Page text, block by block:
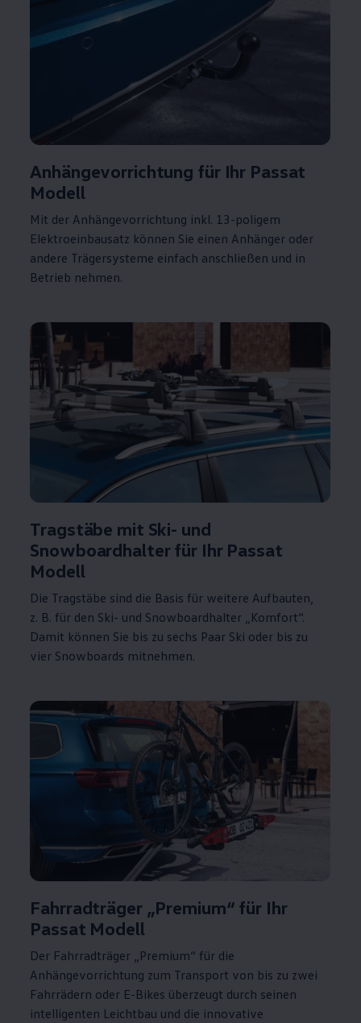
Anhängevorrichtung für Ihr Passat
Modell
Mit der Anhängevorrichtung inkl. 13-poligem
Elektroeinbausatz können Sie einen Anhänger oder
andere Trägersysteme einfach anschließen und in
Betrieb nehmen.
Tragstäbe mit Ski- und
Snowboardhalter für Ihr Passat
Modell
Die Tragstäbe sind die Basis für weitere Aufbauten,
z. B. für den Ski- und Snowboardhalter „Komfort“.
Damit können Sie bis zu sechs Paar Ski oder bis zu
vier Snowboards mitnehmen.
Fahrradträger „Premium“ für Ihr
Passat Modell
Der Fahrradträger „Premium“ für die
Anhängevorrichtung zum Transport von bis zu zwei
Fahrrädern oder E-Bikes überzeugt durch seinen
intelligenten Leichtbau und die innovative